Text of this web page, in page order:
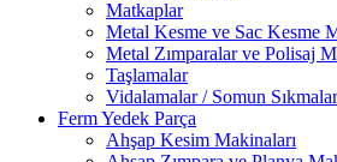
Matkaplar
Metal Kesme ve Sac Kesme
Metal Zımparalar ve Polisaj
Taşlamalar
Vidalamalar / Somun Sıkmalar
Ferm Yedek Parça
Ahşap Kesim Makinaları